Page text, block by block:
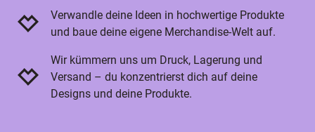
Verwandle deine Ideen in hochwertige Produkte
und baue deine eigene Merchandise-Welt auf.
Wir kümmern uns um Druck, Lagerung und
Versand – du konzentrierst dich auf deine
Designs und deine Produkte.